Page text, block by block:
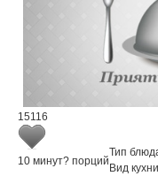
15116
10 минут? порций
Тип
Вид